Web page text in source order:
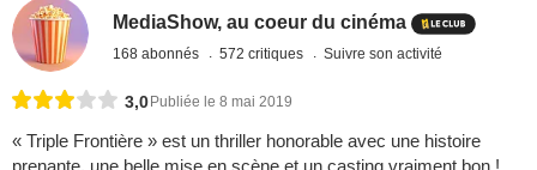
MediaShow, au coeur du cinéma
168 abonnés 572 critiques Suivre son activité
3,0 Publiée le 8 mai 2019
« Triple Frontière » est un thriller honorable avec une histoire